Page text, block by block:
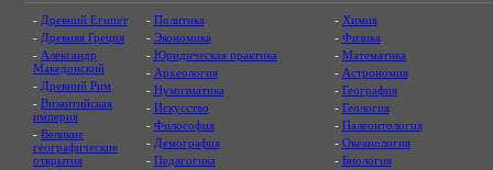
- Древний Египет
- Древняя Греция
- Александр
Македонский
- Древний Рим
- Византийская
империя
- Великие
географические
открытия
- Политика
- Экономика
- Юридическая практика
- Археология
- Нумизматика
- Искусство
- Философия
- Демография
- Педагогика
- Химия
- Физика
- Математика
- Астрономия
- География
- Геология
- Палеонтология
- Океанология
- Биология